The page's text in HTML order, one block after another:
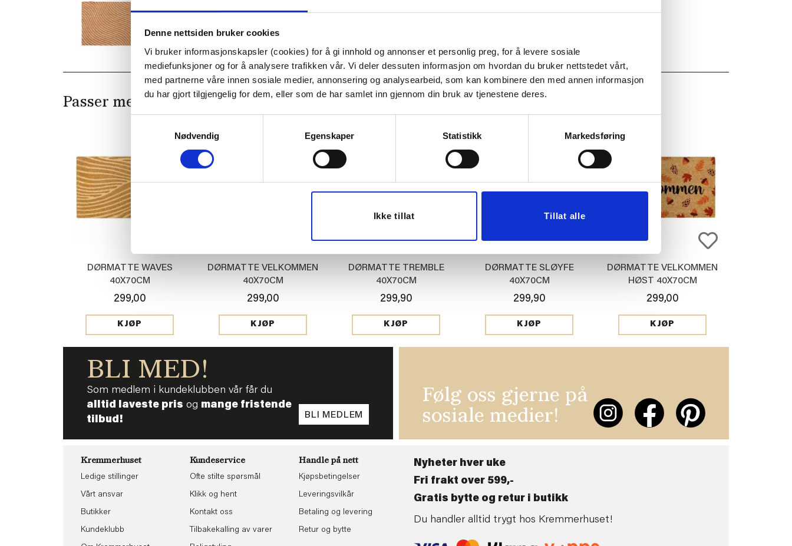
Denne nettsiden bruker cookies
Vi bruker informasjonskapsler (cookies) for å gi innhold og annonser et personlig preg, for å levere sosiale
mediefunksjoner og for å analysere trafikken vår. Vi deler dessuten informasjon om hvordan du bruker nettstedet vårt,
med partnerne våre innen sosiale medier, annonsering og analysearbeid, som kan kombinere den med annen informasjon
du har gjort tilgjengelig for dem, eller som de har samlet inn gjennom din bruk av tjenestene deres.
Nødvendig
Egenskaper Statistikk Markedsføring
Ikke tillat Tillat alle
Last ned bilde
Passer med
DØRMATTE WAVES
40X70CM
299,00
KJØP
DØRMATTE VELKOMMEN
40X70CM
299,00
KJØP
DØRMATTE TREMBLE
40X70CM
299,90
KJØP
DØRMATTE SLØYFE
40X70CM
299,90
KJØP
DØRMATTE VELKOMMEN
HØST 40X70CM
299,00
KJØP
BLI MED!
Som medlem i kundeklubben vår får du
alltid laveste pris og mange fristende
tilbud!
BLI MEDLEM
Følg oss gjerne på
sosiale medier!
Kremmerhuset
Ledige stillinger
Vårt ansvar
Butikker
Kundeklubb
Kundeservice
Ofte stilte spørsmål
Klikk og hent
Kontakt oss
Tilbakekalling av varer
Handle på nett
Kjøpsbetingelser
Leveringsvilkår
Betaling og levering
Retur og bytte
Nyheter hver uke
Fri frakt over 599,-
Gratis bytte og retur i butikk
Du handler alltid trygt hos Kremmerhuset!